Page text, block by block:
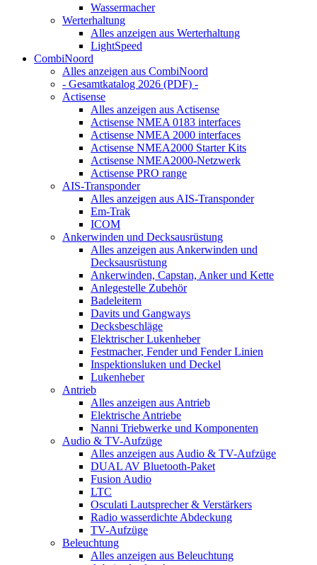
Wassermacher
Werterhaltung
Alles anzeigen aus Werterhaltung
LightSpeed
CombiNoord
Alles anzeigen aus CombiNoord
- Gesamtkatalog 2026 (PDF) -
Actisense
Alles anzeigen aus Actisense
Actisense NMEA 0183 interfaces
Actisense NMEA 2000 interfaces
Actisense NMEA2000 Starter Kits
Actisense NMEA2000-Netzwerk
Actisense PRO range
AIS-Transponder
Alles anzeigen aus AIS-Transponder
Em-Trak
ICOM
Ankerwinden und Decksausrüstung
Alles anzeigen aus Ankerwinden und
Decksausrüstung
Ankerwinden, Capstan, Anker und Kette
Anlegestelle Zubehör
Badeleitern
Davits und Gangways
Decksbeschläge
Elektrischer Lukenheber
Festmacher, Fender und Fender Linien
Inspektionsluken und Deckel
Lukenheber
Antrieb
Alles anzeigen aus Antrieb
Elektrische Antriebe
Nanni Triebwerke und Komponenten
Audio & TV-Aufzüge
Alles anzeigen aus Audio & TV-Aufzüge
DUAL AV Bluetooth-Paket
Fusion Audio
LTC
Osculati Lautsprecher & Verstärkers
Radio wasserdichte Abdeckung
TV-Aufzüge
Beleuchtung
Alles anzeigen aus Beleuchtung